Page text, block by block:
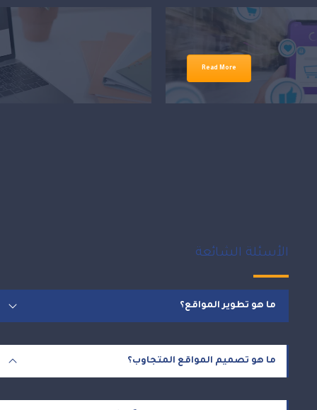
Read More
الأسئلة الشائعة
ما هو تطوير المواقع؟
ما هو تصميم المواقع المتجاوب؟